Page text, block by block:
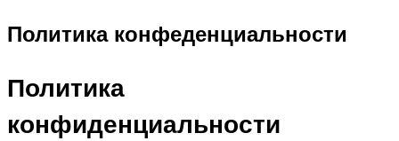
Политика конфеденциальности
Политика
конфиденциальности